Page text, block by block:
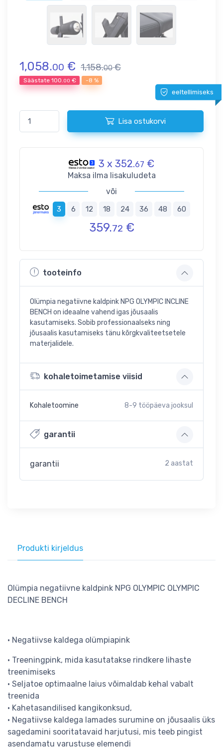
1,058.00 € 1,158.00€
Säästate 100.00 € -8 %
eeltellimiseks
Lisa ostukorvi
3 x 352.67 €
Maksa ilma lisakuludeta
või
3 6 12 18 24 36 48 60
359.72 €
tooteinfo
Olümpia negatiivne kaldpink NPG OLYMPIC INCLINE
BENCH on ideaalne vahend igas jõusaalis
kasutamiseks. Sobib professionaalseks ning
jõusaalis kasutamiseks tänu kõrgkvaliteetsetele
materjalidele.
kohaletoimetamise viisid
Kohaletoomine 8-9 tööpäeva jooksul
garantii
garantii 2 aastat
Produkti kirjeldus
Olümpia negatiivne kaldpink NPG OLYMPIC OLYMPIC
DECLINE BENCH
• Negatiivse kaldega olümpiapink
• Treeningpink, mida kasutatakse rindkere lihaste
treenimiseks
• Seljatoe optimaalne laius võimaldab kehal vabalt
treenida
• Kahetasandilised kangikonksud,
• Negatiivse kaldega lamades surumine on jõusaalis üks
sagedamini sooritatavaid harjutusi, mis teeb pingist
asendamatu varustuse elemendi